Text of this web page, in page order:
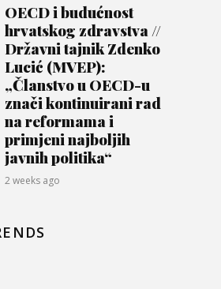
OECD i budućnost
hrvatskog zdravstva //
Državni tajnik Zdenko
Lucić (MVEP):
„Članstvo u OECD-u
znači kontinuirani rad
na reformama i
primjeni najboljih
javnih politika“
2 weeks ago